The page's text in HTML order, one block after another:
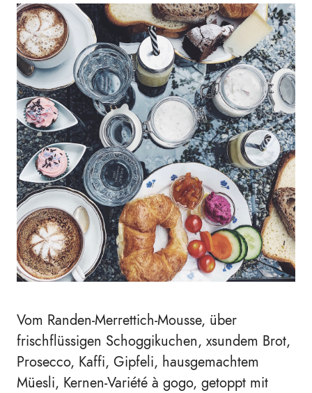
Vom Randen-Merrettich-Mousse, über
frischflüssigen Schoggikuchen, xsundem Brot,
Prosecco, Kaffi, Gipfeli, hausgemachtem
Müesli, Kernen-Variété à gogo, getoppt mit